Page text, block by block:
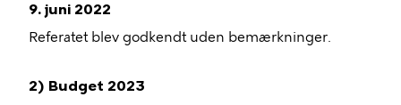
9. juni 2022
Referatet blev godkendt uden bemærkninger.
2) Budget 2023